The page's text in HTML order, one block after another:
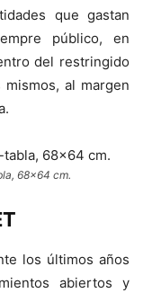
que gastan
público, en
del restringido
al margen
68×64 cm.
los últimos años
abiertos y